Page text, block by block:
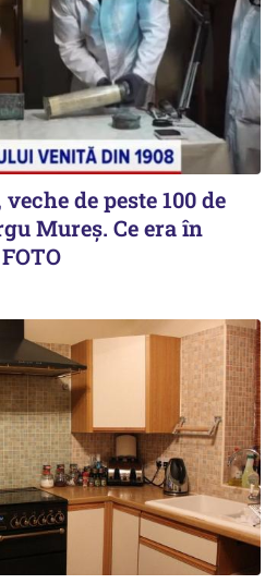
de peste 100 de
Mureș. Ce era în